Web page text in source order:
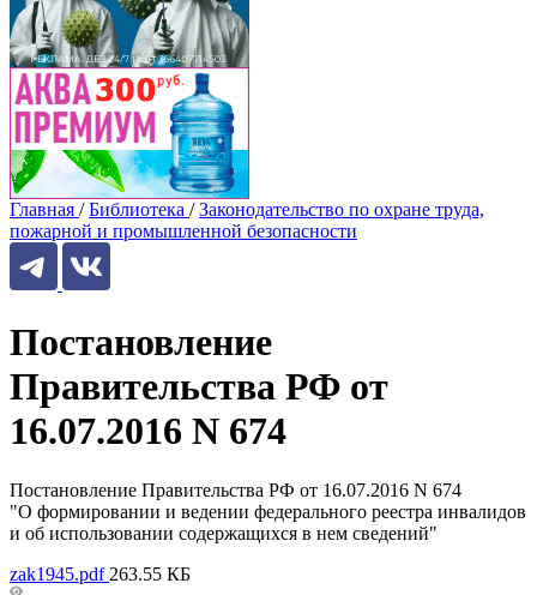
Главная / Библиотека / Законодательство по охране труда,
пожарной и промышленной безопасности
Постановление
Правительства РФ от
16.07.2016 N 674
Постановление Правительства РФ от 16.07.2016 N 674
"О формировании и ведении федерального реестра инвалидов
и об использовании содержащихся в нем сведений"
zak1945.pdf 263.55 КБ